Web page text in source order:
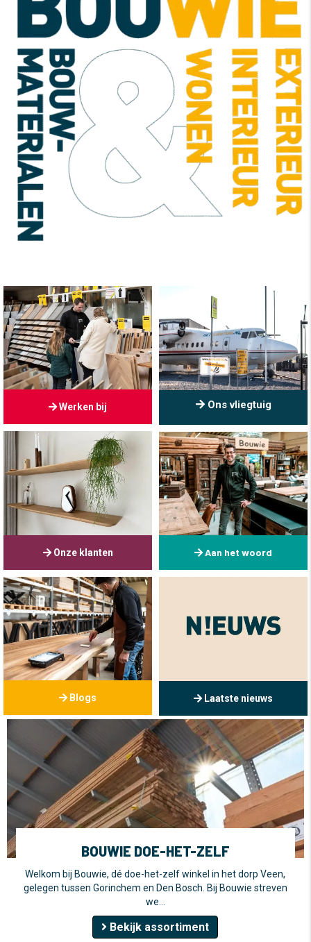
Werken bij
Onze klanten
Blogs
Ons vliegtuig
Aan het woord
Laatste nieuws
BOUWIE DOE-HET-ZELF
Welkom bij Bouwie, dé doe-het-zelf winkel in het dorp Veen,
gelegen tussen Gorinchem en Den Bosch. Bij Bouwie streven
we…
Bekijk assortiment